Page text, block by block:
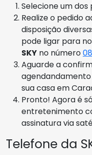
Selecione um dos
Realize o pedido
disposição
pode ligar para
SKY no número
Aguarde a
agendandamento
sua casa em
Pronto! Agora é
entretenimento
assinatura via
Telefone da